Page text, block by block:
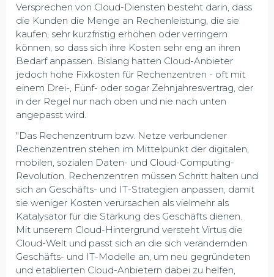
Versprechen von Cloud-Diensten besteht darin, dass
die Kunden die Menge an Rechenleistung, die sie
kaufen, sehr kurzfristig erhöhen oder verringern
können, so dass sich ihre Kosten sehr eng an ihren
Bedarf anpassen. Bislang hatten Cloud-Anbieter
jedoch hohe Fixkosten für Rechenzentren - oft mit
einem Drei-, Fünf- oder sogar Zehnjahresvertrag, der
in der Regel nur nach oben und nie nach unten
angepasst wird.
"Das Rechenzentrum bzw. Netze verbundener
Rechenzentren stehen im Mittelpunkt der digitalen,
mobilen, sozialen Daten- und Cloud-Computing-
Revolution. Rechenzentren müssen Schritt halten und
sich an Geschäfts- und IT-Strategien anpassen, damit
sie weniger Kosten verursachen als vielmehr als
Katalysator für die Stärkung des Geschäfts dienen.
Mit unserem Cloud-Hintergrund versteht Virtus die
Cloud-Welt und passt sich an die sich verändernden
Geschäfts- und IT-Modelle an, um neu gegründeten
und etablierten Cloud-Anbietern dabei zu helfen,